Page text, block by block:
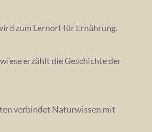
zum Lernort für Ernährung.
erzählt die Geschichte der
verbindet Naturwissen mit